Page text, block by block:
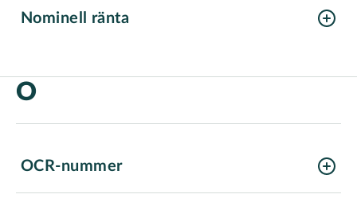
Nominell ränta
O
OCR-nummer